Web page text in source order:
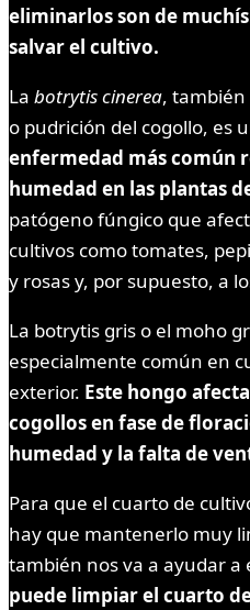
eliminarlos son de
salvar el cultivo.
La botrytis cinerea, también
o pudrición del cogollo, es
enfermedad más común
humedad en las plantas
patógeno fúngico que
cultivos como tomates,
y rosas y, por supuesto, a
La botrytis gris o el moho
especialmente común en
exterior. Este hongo
cogollos en fase de
humedad y la falta de
Para que el cuarto de
hay que mantenerlo muy
también nos va a ayudar a
puede limpiar el cuarto